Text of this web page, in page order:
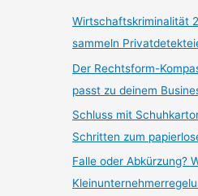
Wirtschaftskriminalität
sammeln
Der Rechtsform-
passt zu deinem
Schluss mit
Schritten zum
Falle oder Abkürzung?